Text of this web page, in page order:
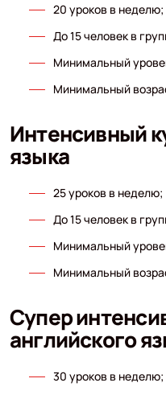
20 уроков в неделю;
До 15 человек в
Минимальный
Минимальный
Интенсивный
языка
25 уроков в неделю;
До 15 человек в
Минимальный
Минимальный
Супер
английского
30 уроков в неделю;